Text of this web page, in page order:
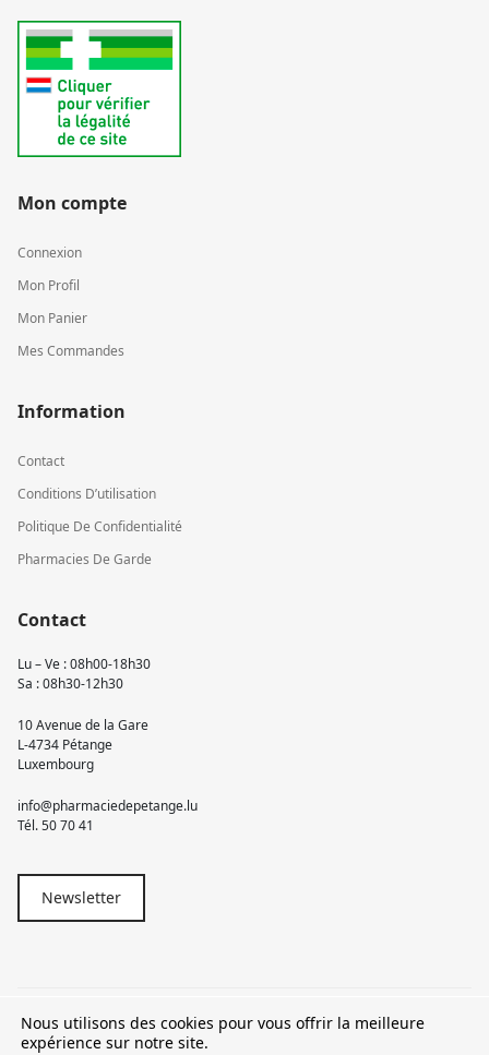
Mon compte
Connexion
Mon Profil
Mon Panier
Mes Commandes
Information
Contact
Conditions D’utilisation
Politique De Confidentialité
Pharmacies De Garde
Contact
Lu – Ve : 08h00-18h30
Sa : 08h30-12h30
10 Avenue de la Gare
L-4734 Pétange
Luxembourg
info@pharmaciedepetange.lu
Tél.50 70 41
Newsletter
© 2026 Pharmacie Pétange
Nous utilisons des cookies pour vous offrir la meilleure
expérience sur notre site.